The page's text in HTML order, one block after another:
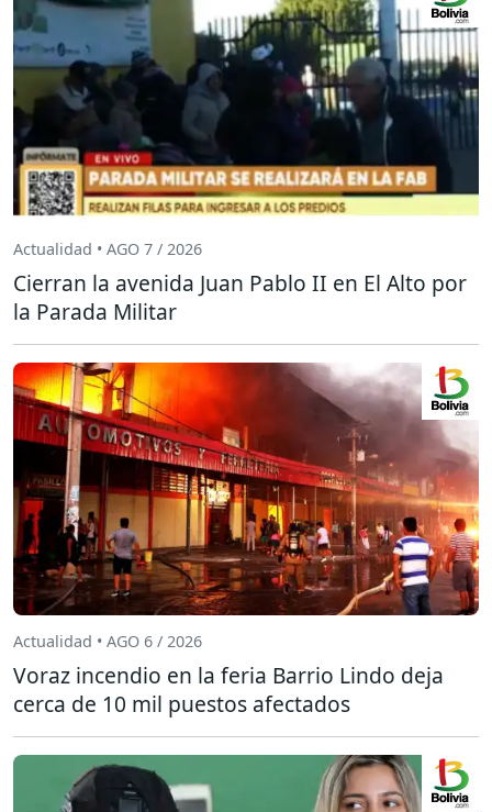
Actualidad • AGO 7 / 2026
Cierran la avenida Juan Pablo II en El Alto por
la Parada Militar
Actualidad • AGO 6 / 2026
Voraz incendio en la feria Barrio Lindo deja
cerca de 10 mil puestos afectados